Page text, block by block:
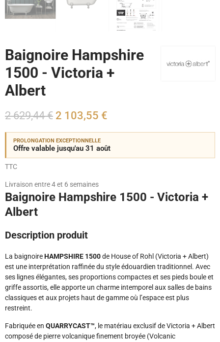
Baignoire Hampshire
1500 - Victoria +
Albert
2 629,44 € 2 103,55 €
PROLONGATION EXCEPTIONNELLE
Offre valable jusqu'au 31 août
TTC
Livraison entre 4 et 6 semaines
Baignoire Hampshire 1500 - Victoria +
Albert
Description produit
La baignoireHAMPSHIRE 1500de House of Rohl (Victoria + Albert)
est une interprétation raffinée du style édouardien traditionnel. Avec
ses lignes élégantes, ses proportions compactes et ses pieds boule et
griffe assortis, elle apporte un charme intemporel aux salles de bains
classiques et aux projets haut de gamme où l’espace est plus
restreint.
Fabriquée en QUARRYCAST™, le matériau exclusif de Victoria + Albert
composé de pierre volcanique finement broyée (Volcanic